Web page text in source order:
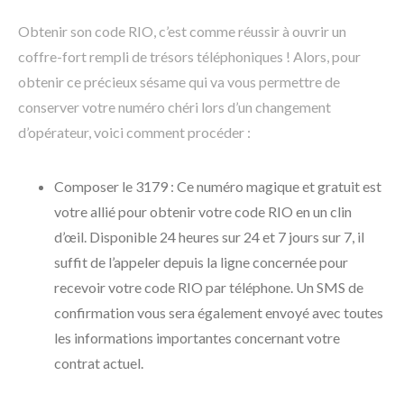
Obtenir son code RIO, c’est comme réussir à ouvrir un
coffre-fort rempli de trésors téléphoniques ! Alors, pour
obtenir ce précieux sésame qui va vous permettre de
conserver votre numéro chéri lors d’un changement
d’opérateur, voici comment procéder :
Composer le 3179 : Ce numéro magique et gratuit est
votre allié pour obtenir votre code RIO en un clin
d’œil. Disponible 24 heures sur 24 et 7 jours sur 7, il
suffit de l’appeler depuis la ligne concernée pour
recevoir votre code RIO par téléphone. Un SMS de
confirmation vous sera également envoyé avec toutes
les informations importantes concernant votre
contrat actuel.